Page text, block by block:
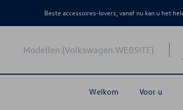
Beste accessoires-lovers, vanaf nu kan u het
Modellen (Volkswagen WEBSITE)
Welkom Voor u